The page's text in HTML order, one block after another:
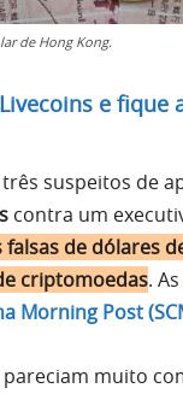
de Hong Kong.
e fique
suspeitos de
contra um
de dólares
criptomoedas. As
Morning Post
muito